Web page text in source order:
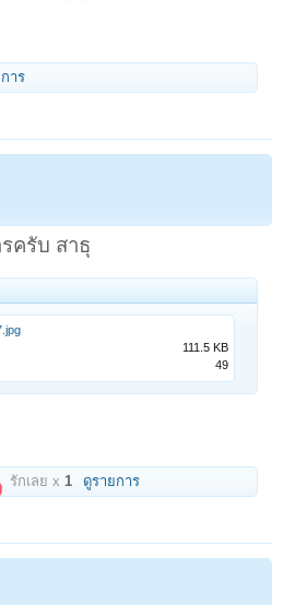
าร
ครับ สาธุ
111.5 KB
49
รักเลย x 1 ดูรายการ